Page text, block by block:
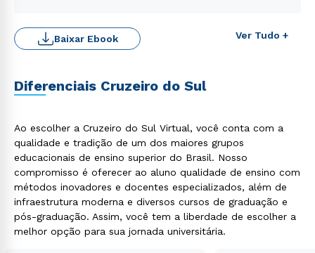
Ver Tudo +
Baixar Ebook
Diferenciais Cruzeiro do Sul
Ao escolher a Cruzeiro do Sul Virtual, você conta com a
qualidade e tradição de um dos maiores grupos
educacionais de ensino superior do Brasil. Nosso
compromisso é oferecer ao aluno qualidade de ensino com
métodos inovadores e docentes especializados, além de
infraestrutura moderna e diversos cursos de graduação e
pós-graduação. Assim, você tem a liberdade de escolher a
melhor opção para sua jornada universitária.
envio de conteúdos da Cruzeiro do Sul.